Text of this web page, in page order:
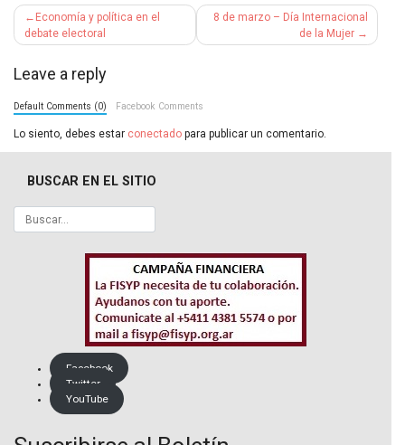
Navegación
de
entradas
Economía y política en el
debate electoral
8 de marzo – Día Internacional
de la Mujer
Leave a reply
Default Comments (0) Facebook Comments
Lo siento, debes estar conectado para publicar un comentario.
BUSCAR EN EL SITIO
Facebook
Twitter
YouTube